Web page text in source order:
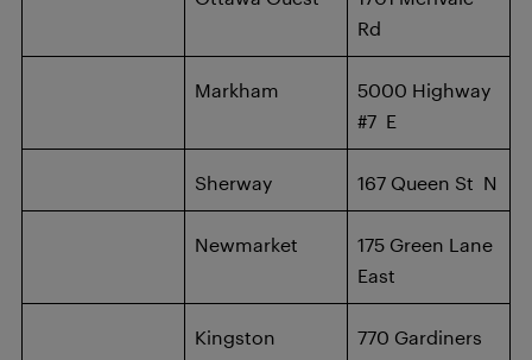
Rd
Markham
5000 Highway
#7 E
Sherway 167 Queen St N
Newmarket
175 Green Lane
East
Kingston
770 Gardiners